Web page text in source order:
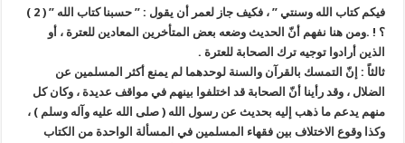
فيكم كتاب الله وسنتي ” ، فكيف جاز لعمر أن يقول : ” حسبنا كتاب الله ” ( 2 )
؟ ! .ومن هنا نفهم أنّ الحديث وضعه بعض المتأخرين المعادين للعترة ، أو
الذين أرادوا توجيه ترك الصحابة للعترة .
ثالثاً : إنّ التمسك بالقرآن والسنة لوحدهما لم يمنع أكثر المسلمين عن
الضلال ، وقد رأينا أنّ الصحابة قد اختلفوا بينهم في مواقف عديدة ، وكان كل
منهم يدعم ما ذهب إليه بحديث عن رسول الله ( صلى الله عليه وآله وسلم ) ،
وكذا وقوع الاختلاف بين فقهاء المسلمين في المسألة الواحدة من الكتاب